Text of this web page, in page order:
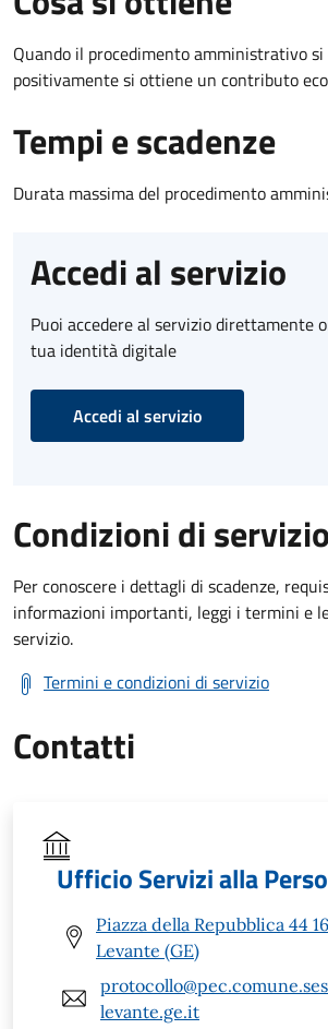
Quando il procedimento amministrativo si
positivamente si ottiene un contributo
Tempi e scadenze
Durata massima del procedimento
Accedi al servizio
Puoi accedere al servizio direttamente
tua identità digitale
Accedi al servizio
Condizioni di servizio
Per conoscere i dettagli di scadenze,
informazioni importanti, leggi i termini e
servizio.
Termini e condizioni di servizio
Contatti
Ufficio Servizi alla
Piazza della Repubblica 44
Levante (GE)
levante.ge.it